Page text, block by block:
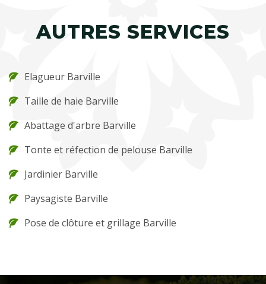
AUTRES SERVICES
Elagueur Barville
Taille de haie Barville
Abattage d'arbre Barville
Tonte et réfection de pelouse Barville
Jardinier Barville
Paysagiste Barville
Pose de clôture et grillage Barville